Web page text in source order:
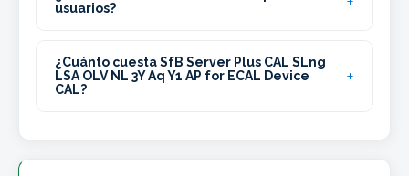
usuarios?
¿Cuánto cuesta SfB Server Plus CAL SLng
LSA OLV NL 3Y Aq Y1 AP for ECAL Device
CAL?